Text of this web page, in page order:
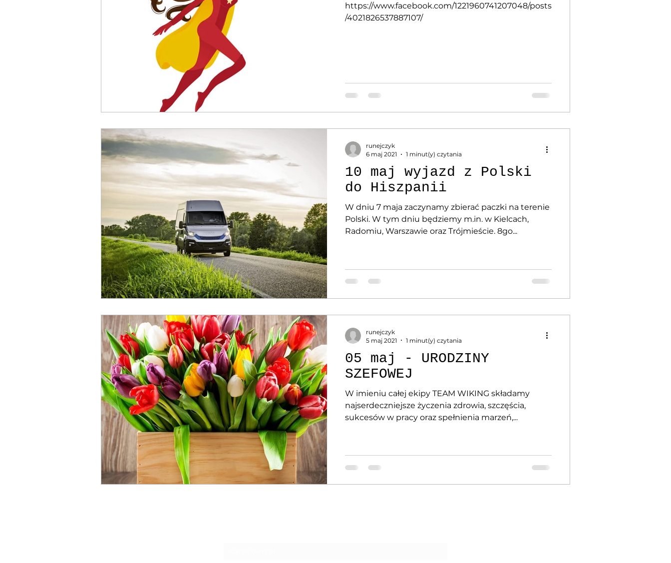
https://www.facebook.com/1221960741207048/posts
/4021826537887107/
10 maj wyjazd z Polski
do Hiszpanii
W dniu 7 maja zaczynamy zbierać paczki na terenie
Polski. W tym dniu będziemy m.in. w Kielcach,
Radomiu, Warszawie oraz Trójmieście. 8go...
runejczyk
6 maj 2021
1 minut(y) czytania
05 maj - URODZINY
SZEFOWEJ
W imieniu całej ekipy TEAM WIKING składamy
najserdeczniejsze życzenia zdrowia, szczęścia,
sukcesów w pracy oraz spełnienia marzeń,...
runejczyk
5 maj 2021
1 minut(y) czytania